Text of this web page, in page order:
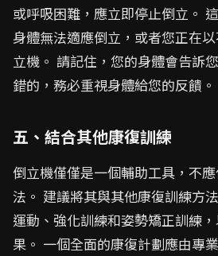
或呼吸困難，應立即停止倒立。
身體無法適應倒立，或者您正在
立機。 請記住，您的身體會告訴
錯的，務必重視身體給您的反饋。
五、結合其他康復訓練
倒立機僅僅是一個輔助工具，不
法。 建議將其與其他康復訓練方
運動、強化訓練和姿勢矯正訓練
果。 一個全面的康復計劃應由專